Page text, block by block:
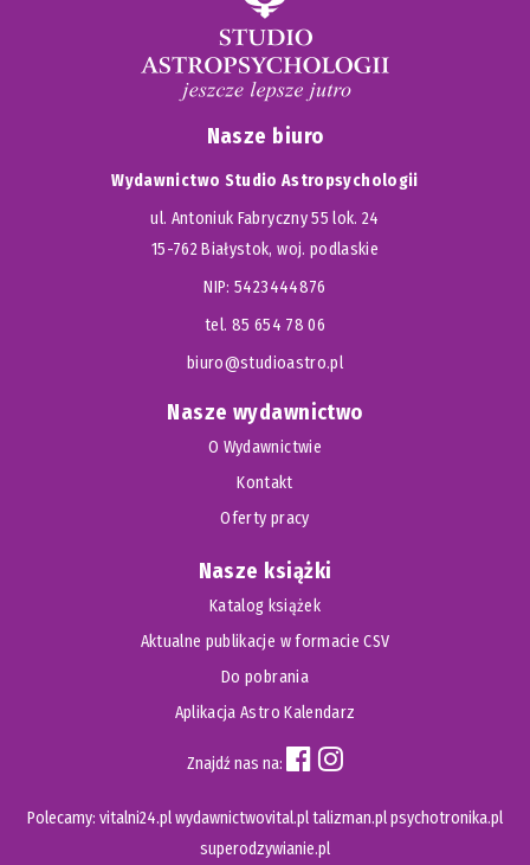
Nasze biuro
Wydawnictwo Studio Astropsychologii
ul. Antoniuk Fabryczny 55 lok. 24
15-762 Białystok, woj. podlaskie
NIP: 5423444876
tel. 85 654 78 06
biuro@studioastro.pl
Nasze wydawnictwo
O Wydawnictwie
Kontakt
Oferty pracy
Nasze książki
Katalog książek
Aktualne publikacje w formacie CSV
Do pobrania
Aplikacja Astro Kalendarz
Znajdź nas na:
Polecamy: vitalni24.plwydawnictwovital.pltalizman.plpsychotronika.pl
superodzywianie.pl